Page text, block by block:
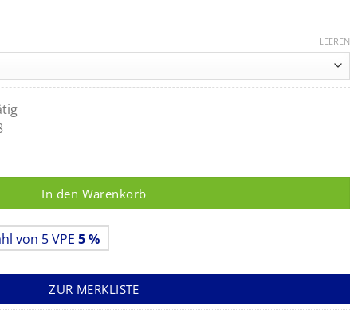
LEEREN
In den Warenkorb
von 5 VPE 5 %
ZUR MERKLISTE